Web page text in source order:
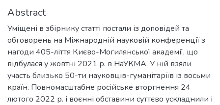
Abstract
Уміщені в збірнику статті постали із доповідей та
обговорень на Міжнародній науковій конференції з
нагоди 405-ліття Києво-Могилянської академії, що
відбулася у жовтні 2021 р. в НаУКМА. У ній взяли
участь близько 50-ти науковців-гуманітаріїв із восьми
країн. Повномасштабне російське вторгнення 24
лютого 2022 р. і воєнні обставини суттєво ускладнили і